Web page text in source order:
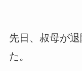
先日、叔母が
た。